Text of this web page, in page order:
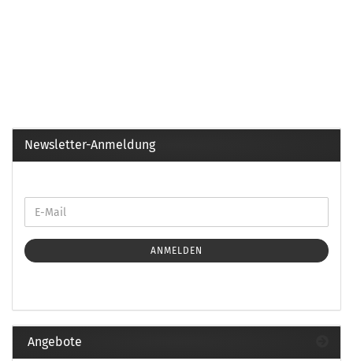
Newsletter-Anmeldung
ANMELDEN
Angebote